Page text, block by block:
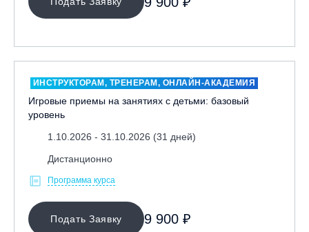
ОЧИСТИТЬ ФИЛЬТР
ИНСТРУКТОРАМ, ТРЕНЕРАМ, ОНЛАЙН-АКАДЕМИЯ
Игровые приемы на занятиях с детьми: базовый
уровень
1.10.2026 - 31.10.2026 (31 дней)
Дистанционно
Программа курса
Подать Заявку 9 900 ₽